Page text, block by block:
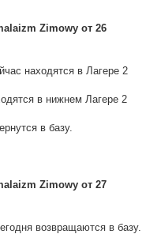
Zimowy от 26
находятся в Лагере 2
в нижнем Лагере 2
в базу.
Zimowy от 27
возвращаются в базу.